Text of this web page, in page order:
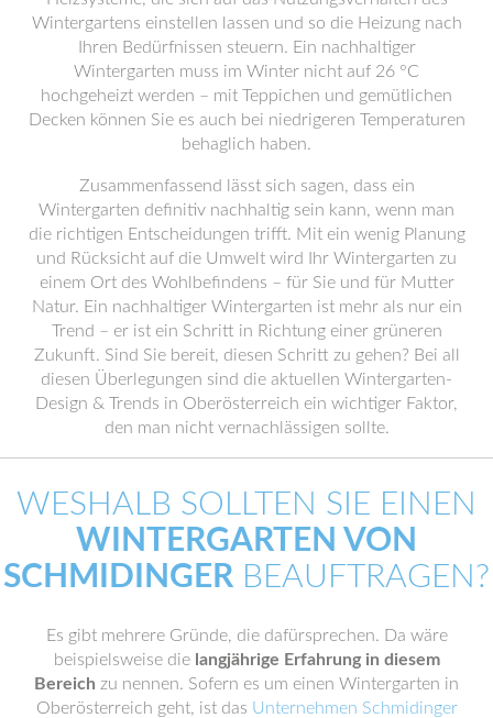
Wintergartens einstellen lassen und so die Heizung nach
Ihren Bedürfnissen steuern. Ein nachhaltiger
Wintergarten muss im Winter nicht auf 26 °C
hochgeheizt werden – mit Teppichen und gemütlichen
Decken können Sie es auch bei niedrigeren Temperaturen
behaglich haben.
Zusammenfassend lässt sich sagen, dass ein
Wintergarten definitiv nachhaltig sein kann, wenn man
die richtigen Entscheidungen trifft. Mit ein wenig Planung
und Rücksicht auf die Umwelt wird Ihr Wintergarten zu
einem Ort des Wohlbefindens – für Sie und für Mutter
Natur. Ein nachhaltiger Wintergarten ist mehr als nur ein
Trend – er ist ein Schritt in Richtung einer grüneren
Zukunft. Sind Sie bereit, diesen Schritt zu gehen? Bei all
diesen Überlegungen sind die aktuellen Wintergarten-
Design & Trends in Oberösterreich ein wichtiger Faktor,
den man nicht vernachlässigen sollte.
WESHALB SOLLTEN SIE EINEN
WINTERGARTEN VON
SCHMIDINGER BEAUFTRAGEN?
Es gibt mehrere Gründe, die dafürsprechen. Da wäre
beispielsweise die langjährige Erfahrung in diesem
Bereich zu nennen. Sofern es um einen Wintergarten in
Oberösterreich geht, ist das Unternehmen Schmidinger